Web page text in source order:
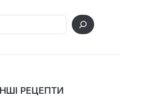
РЕЦЕПТИ